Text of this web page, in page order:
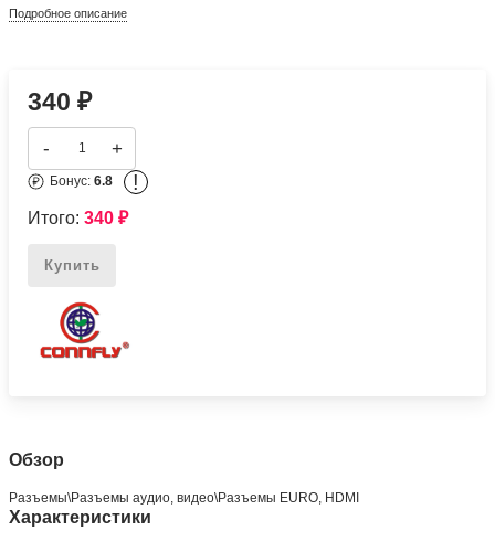
Подробное описание
340₽
- +
Бонус:6.8 !
Итого:340₽
Купить
Обзор
Разъeмы\Разъeмы аудио, видео\Разъeмы EURO, HDMI
Характеристики